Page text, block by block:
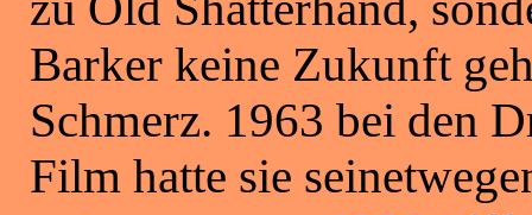
Barker keine Zukunft
Schmerz. 1963 bei den
Film hatte sie